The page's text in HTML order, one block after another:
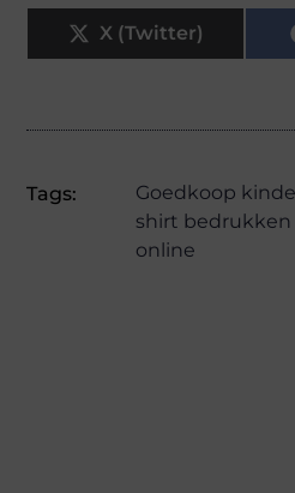
X (Twitter)
Tags: Goedkoop
shirt bedrukken
online